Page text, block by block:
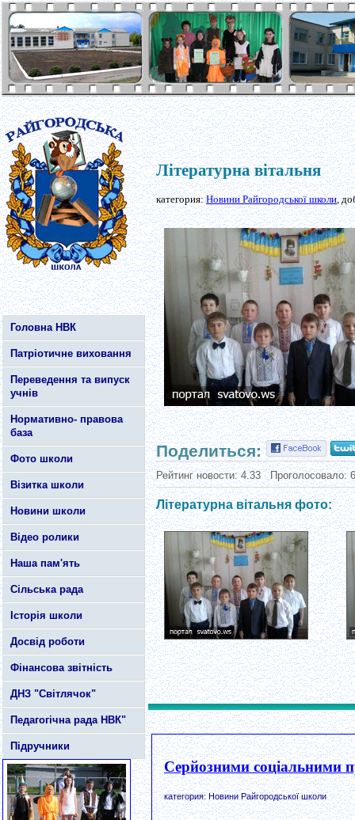
Головна НВК
Патріотичне виховання
Переведення та випуск
учнів
Нормативно- правова
база
Фото школи
Візитка школи
Новини школи
Відео ролики
Наша пам'ять
Сільська рада
Історія школи
Досвід роботи
Фінансова звітність
ДНЗ "Світлячок"
Педагогічна рада НВК"
Підручники
Літературна вітальня
категория:Новини Райгородської школи,
Поделиться:
Рейтинг новости:4.33 Проголосовало:6
Літературна вітальня фото:
Серйозними соціальними
категория: Новини Райгородської школи